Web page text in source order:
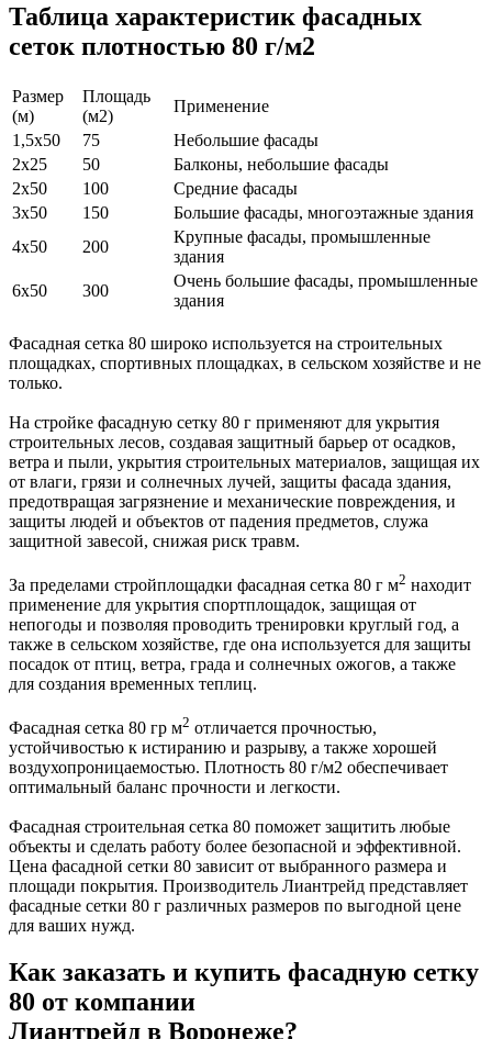
Таблица характеристик фасадных
сеток плотностью 80 г/м2
Размер
(м)
Площадь
(м2)
Применение
1,5х50
75
Небольшие фасады
2х25
50
Балконы, небольшие фасады
2х50
100
Средние фасады
3х50
150
Большие фасады, многоэтажные здания
4х50
200
Крупные фасады, промышленные
здания
6х50
300
Очень большие фасады, промышленные
здания
Фасадная сетка 80 широко используется на строительных
площадках, спортивных площадках, в сельском хозяйстве и не
только.
На стройке фасадную сетку 80 г применяют для укрытия
строительных лесов, создавая защитный барьер от осадков,
ветра и пыли, укрытия строительных материалов, защищая их
от влаги, грязи и солнечных лучей, защиты фасада здания,
предотвращая загрязнение и механические повреждения, и
защиты людей и объектов от падения предметов, служа
защитной завесой, снижая риск травм.
За пределами стройплощадки фасадная сетка 80 г м2 находит
применение для укрытия спортплощадок, защищая от
непогоды и позволяя проводить тренировки круглый год, а
также в сельском хозяйстве, где она используется для защиты
посадок от птиц, ветра, града и солнечных ожогов, а также
для создания временных теплиц.
Фасадная сетка 80 гр м2 отличается прочностью,
устойчивостью к истиранию и разрыву, а также хорошей
воздухопроницаемостью. Плотность 80 г/м2 обеспечивает
оптимальный баланс прочности и легкости.
Фасадная строительная сетка 80 поможет защитить любые
объекты и сделать работу более безопасной и эффективной.
Цена фасадной сетки 80 зависит от выбранного размера и
площади покрытия. Производитель Лиантрейд представляет
фасадные сетки 80 г различных размеров по выгодной цене
для ваших нужд.
Как заказать и купить фасадную сетку
80 от компании
Лиантрейд в Воронеже?